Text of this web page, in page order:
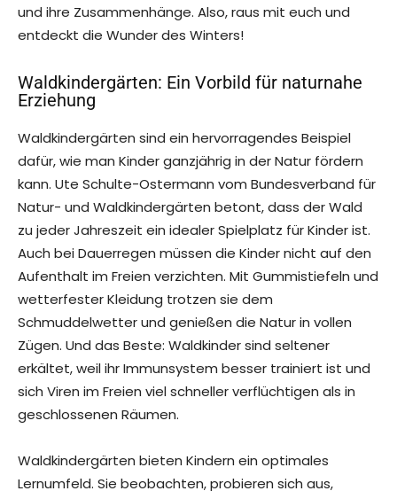
und ihre Zusammenhänge. Also, raus mit euch und
entdeckt die Wunder des Winters!
Waldkindergärten: Ein Vorbild für naturnahe
Erziehung
Waldkindergärten sind ein hervorragendes Beispiel
dafür, wie man Kinder ganzjährig in der Natur fördern
kann. Ute Schulte-Ostermann vom Bundesverband für
Natur- und Waldkindergärten betont, dass der Wald
zu jeder Jahreszeit ein idealer Spielplatz für Kinder ist.
Auch bei Dauerregen müssen die Kinder nicht auf den
Aufenthalt im Freien verzichten. Mit Gummistiefeln und
wetterfester Kleidung trotzen sie dem
Schmuddelwetter und genießen die Natur in vollen
Zügen. Und das Beste: Waldkinder sind seltener
erkältet, weil ihr Immunsystem besser trainiert ist und
sich Viren im Freien viel schneller verflüchtigen als in
geschlossenen Räumen.
Waldkindergärten bieten Kindern ein optimales
Lernumfeld. Sie beobachten, probieren sich aus,